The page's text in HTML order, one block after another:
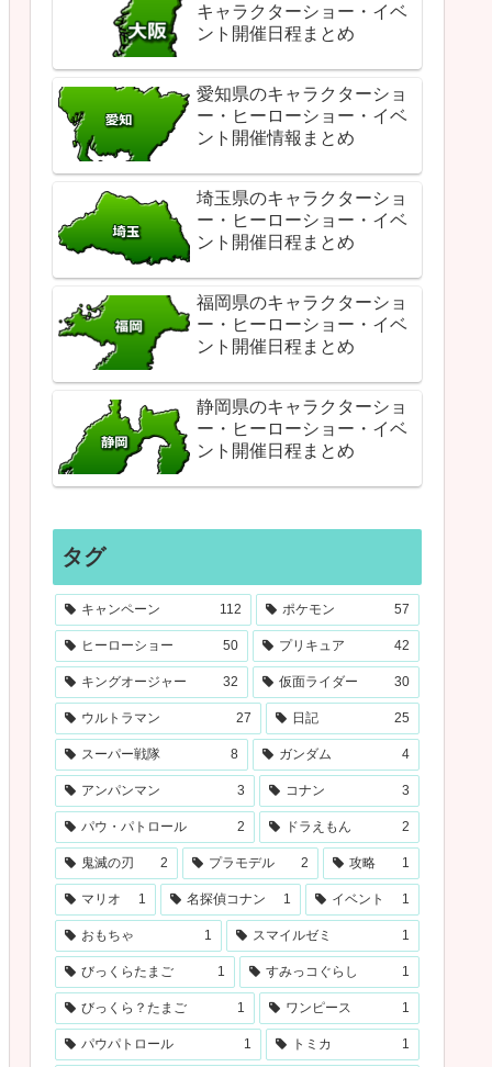
キャラクターショー・イベ
ント開催日程まとめ
愛知県のキャラクターショ
ー・ヒーローショー・イベ
ント開催情報まとめ
埼玉県のキャラクターショ
ー・ヒーローショー・イベ
ント開催日程まとめ
福岡県のキャラクターショ
ー・ヒーローショー・イベ
ント開催日程まとめ
静岡県のキャラクターショ
ー・ヒーローショー・イベ
ント開催日程まとめ
タグ
キャンペーン 112 ポケモン 57
ヒーローショー 50 プリキュア 42
キングオージャー 32 仮面ライダー 30
ウルトラマン 27 日記 25
スーパー戦隊 8 ガンダム 4
アンパンマン 3 コナン 3
パウ・パトロール 2 ドラえもん 2
鬼滅の刃 2 プラモデル 2 攻略 1
マリオ 1 名探偵コナン 1 イベント 1
おもちゃ 1 スマイルゼミ 1
びっくらたまご 1 すみっコぐらし 1
びっくら？たまご 1 ワンピース 1
パウパトロール 1 トミカ 1